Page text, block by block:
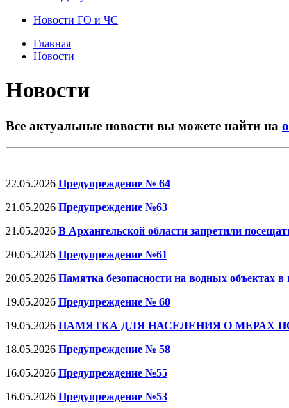
Новости ГО и ЧС
Главная
Новости
Новости
Все актуальные новости вы можете найти на
22.05.2026 Предупреждение № 64
21.05.2026 Предупреждение №63
21.05.2026 В Архангельской области запретили
20.05.2026 Предупреждение №61
20.05.2026 Памятка безопасности на водных объектах в
19.05.2026 Предупреждение № 60
19.05.2026 ПАМЯТКА ДЛЯ НАСЕЛЕНИЯ О МЕРАХ
18.05.2026 Предупреждение № 58
16.05.2026 Предупреждение №55
16.05.2026 Предупреждение №53